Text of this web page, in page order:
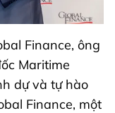
Finance, ông
Maritime
dự và tự hào
Finance, một